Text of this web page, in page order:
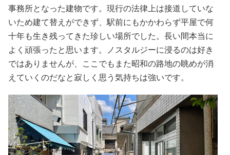
事務所となった建物です。現行の法律上は接道していな
いため建て替えができず、駅前にもかかわらず平屋で何
十年も生き残ってきた珍しい場所でした。長い間本当に
よく頑張ったと思います。ノスタルジーに浸るのは好き
ではありませんが、ここでもまた昭和の路地の眺めが消
えていくのだなと寂しく思う気持ちは強いです。